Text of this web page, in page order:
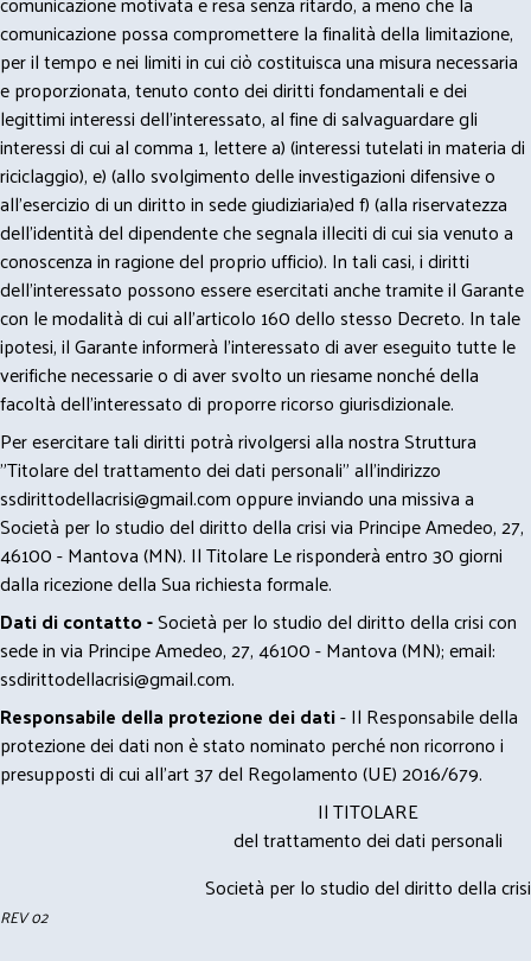
comunicazione possa compromettere la finalità della limitazione,
per il tempo e nei limiti in cui ciò costituisca una misura necessaria
e proporzionata, tenuto conto dei diritti fondamentali e dei
legittimi interessi dell’interessato, al fine di salvaguardare gli
interessi di cui al comma 1, lettere a) (interessi tutelati in materia di
riciclaggio), e) (allo svolgimento delle investigazioni difensive o
all’esercizio di un diritto in sede giudiziaria)ed f) (alla riservatezza
dell’identità del dipendente che segnala illeciti di cui sia venuto a
conoscenza in ragione del proprio ufficio). In tali casi, i diritti
dell’interessato possono essere esercitati anche tramite il Garante
con le modalità di cui all’articolo 160 dello stesso Decreto. In tale
ipotesi, il Garante informerà l’interessato di aver eseguito tutte le
verifiche necessarie o di aver svolto un riesame nonché della
facoltà dell’interessato di proporre ricorso giurisdizionale.
Per esercitare tali diritti potrà rivolgersi alla nostra Struttura
"Titolare del trattamento dei dati personali" all'indirizzo
ssdirittodellacrisi@gmail.comoppure inviando una missiva a
Società per lo studio del diritto della crisi via Principe Amedeo, 27,
46100 - Mantova (MN). Il Titolare Le risponderà entro 30 giorni
dalla ricezione della Sua richiesta formale.
Dati di contatto -Società per lo studio del diritto della crisi con
sede in via Principe Amedeo, 27, 46100 - Mantova (MN); email:
ssdirittodellacrisi@gmail.com.
Responsabile della protezione dei dati- Il Responsabile della
protezione dei dati non è stato nominato perché non ricorrono i
presupposti di cui all’art 37 del Regolamento (UE) 2016/679.
Il TITOLARE
del trattamento dei dati personali
Società per lo studio del diritto della crisi
REV 02